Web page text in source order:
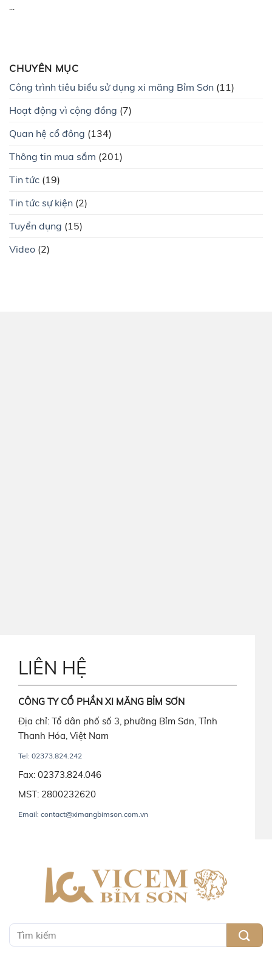
CHUYÊN MỤC
Công trình tiêu biểu sử dụng xi măng Bỉm Sơn (11)
Hoạt động vì cộng đồng (7)
Quan hệ cổ đông (134)
Thông tin mua sắm (201)
Tin tức (19)
Tin tức sự kiện (2)
Tuyển dụng (15)
Video (2)
LIÊN HỆ
CÔNG TY CỔ PHẦN XI MĂNG BỈM SƠN
Địa chỉ: Tổ dân phố số 3, phường Bỉm Sơn, Tỉnh
Thanh Hóa, Việt Nam
Tel: 02373.824.242
Fax: 02373.824.046
MST: 2800232620
Email: contact@ximangbimson.com.vn